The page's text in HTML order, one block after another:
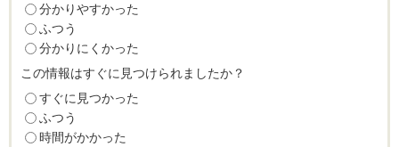
分かりやすかった
ふつう
分かりにくかった
この情報はすぐに見つけられましたか？
すぐに見つかった
ふつう
時間がかかった